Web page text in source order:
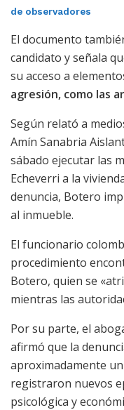
de observadores
El documento
candidato y señala
su acceso a
agresión, como las
Según relató a
Amín Sanabria
sábado ejecutar las
Echeverri a la
denuncia, Botero
al inmueble.
El funcionario
procedimiento
Botero, quien se
mientras las
Por su parte, el
afirmó que la
aproximadamente
registraron nuevos
psicológica y